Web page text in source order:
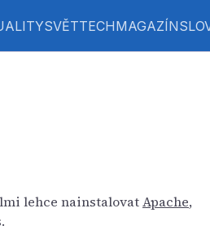
SVĚTTECHMAGAZÍN
lehce nainstalovatApache,